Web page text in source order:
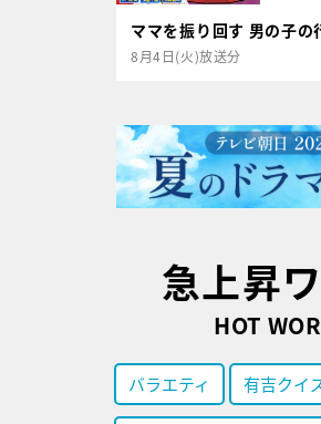
ママを振り回す 男の子の
8月4日(火)放送分
急上昇
HOT
バラエティ 有吉クイ